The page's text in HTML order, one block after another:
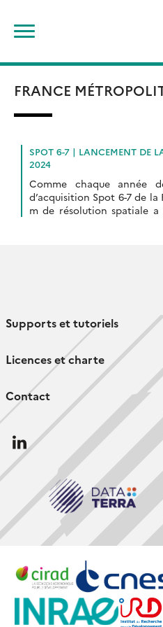
content
FRANCE
SPOT 6-7 | LANCEMENT DE
2024
Comme chaque année
d’acquisition Spot 6-7 de
m de résolution spatiale a
Supports et tutoriels
Licences et charte
Contact
Follow
us